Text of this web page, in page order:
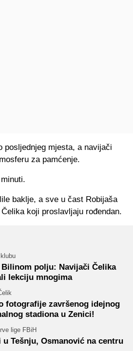
posljednjeg mjesta, a navijači
za pamćenje.
baklje, a sve u čast Robijaša
koji proslavljaju rođendan.
Bilinom polju: Navijači Čelika
lekciju mnogima
fotografije završenog idejnog
stadiona u Zenici!
lige FBiH
u Tešnju, Osmanović na centru